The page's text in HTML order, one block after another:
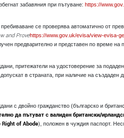
забавяния при пътуване: https://
се проверява автоматично от
and Provehttps://www.gov.uk/evisa/view-evisa-
предварително и представен по време на
притежатели на удостоверение за
в страната, при наличие на създаден
с двойно гражданство (българско и
да пътуват с валиден британски/
of Abode), положен в чуждия паспорт.